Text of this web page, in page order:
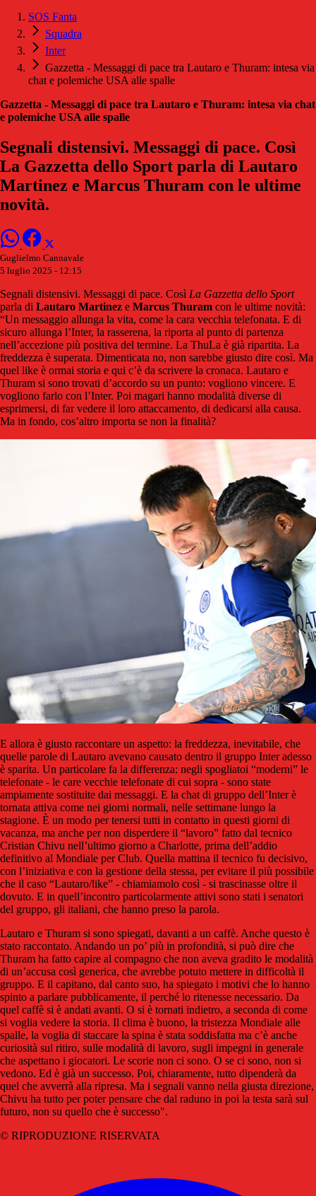
SOS Fanta
Squadra
Inter
Gazzetta - Messaggi di pace tra Lautaro e Thuram: intesa via
chat e polemiche USA alle spalle
Gazzetta - Messaggi di pace tra Lautaro e Thuram: intesa via chat
e polemiche USA alle spalle
Segnali distensivi. Messaggi di pace. Così
La Gazzetta dello Sport parla di Lautaro
Martinez e Marcus Thuram con le ultime
novità.
Guglielmo Cannavale
5 luglio 2025 - 12:15
Segnali distensivi. Messaggi di pace. Così La Gazzetta dello Sport
parla di Lautaro Martinez e Marcus Thuram con le ultime novità:
“Un messaggio allunga la vita, come la cara vecchia telefonata. E di
sicuro allunga l’Inter, la rasserena, la riporta al punto di partenza
nell’accezione più positiva del termine. La ThuLa è già ripartita. La
freddezza è superata. Dimenticata no, non sarebbe giusto dire così. Ma
quel like è ormai storia e qui c’è da scrivere la cronaca. Lautaro e
Thuram si sono trovati d’accordo su un punto: vogliono vincere. E
vogliono farlo con l’Inter. Poi magari hanno modalità diverse di
esprimersi, di far vedere il loro attaccamento, di dedicarsi alla causa.
Ma in fondo, cos’altro importa se non la finalità?
E allora è giusto raccontare un aspetto: la freddezza, inevitabile, che
quelle parole di Lautaro avevano causato dentro il gruppo Inter adesso
è sparita. Un particolare fa la differenza: negli spogliatoi “moderni” le
telefonate - le care vecchie telefonate di cui sopra - sono state
ampiamente sostituite dai messaggi. E la chat di gruppo dell’Inter è
tornata attiva come nei giorni normali, nelle settimane lungo la
stagione. È un modo per tenersi tutti in contatto in questi giorni di
vacanza, ma anche per non disperdere il “lavoro” fatto dal tecnico
Cristian Chivu nell’ultimo giorno a Charlotte, prima dell’addio
definitivo al Mondiale per Club. Quella mattina il tecnico fu decisivo,
con l’iniziativa e con la gestione della stessa, per evitare il più possibile
che il caso “Lautaro/like” - chiamiamolo così - si trascinasse oltre il
dovuto. E in quell’incontro particolarmente attivi sono stati i senatori
del gruppo, gli italiani, che hanno preso la parola.
Lautaro e Thuram si sono spiegati, davanti a un caffè. Anche questo è
stato raccontato. Andando un po’ più in profondità, si può dire che
Thuram ha fatto capire al compagno che non aveva gradito le modalità
di un’accusa così generica, che avrebbe potuto mettere in difficoltà il
gruppo. E il capitano, dal canto suo, ha spiegato i motivi che lo hanno
spinto a parlare pubblicamente, il perché lo ritenesse necessario. Da
quel caffè si è andati avanti. O si è tornati indietro, a seconda di come
si voglia vedere la storia. Il clima è buono, la tristezza Mondiale alle
spalle, la voglia di staccare la spina è stata soddisfatta ma c’è anche
curiosità sul ritiro, sulle modalità di lavoro, sugli impegni in generale
che aspettano i giocatori. Le scorie non ci sono. O se ci sono, non si
vedono. Ed è già un successo. Poi, chiaramente, tutto dipenderà da
quel che avverrà alla ripresa. Ma i segnali vanno nella giusta direzione,
Chivu ha tutto per poter pensare che dal raduno in poi la testa sarà sul
futuro, non su quello che è successo".
© RIPRODUZIONE RISERVATA